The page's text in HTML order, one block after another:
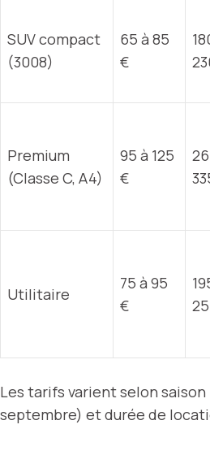
SUV compact
(3008)
65 à 85
€
Premium
(Classe C, A4)
95 à 125
€
Utilitaire
75 à 95
€
Les tarifs varient selon
septembre) et durée de